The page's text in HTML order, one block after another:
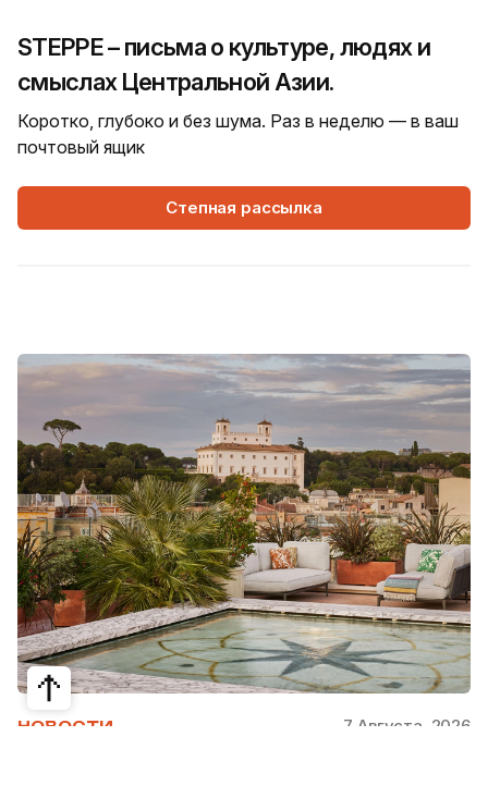
STEPPE – письма о культуре, людях и
смыслах Центральной Азии.
Коротко, глубоко и без шума. Раз в неделю — в ваш
почтовый ящик
Степная рассылка
НОВОСТИ 7 Августа, 2026